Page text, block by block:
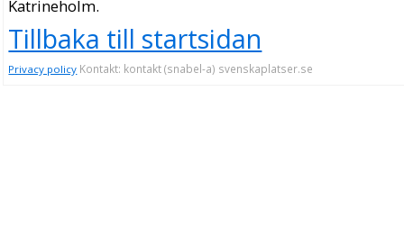
Katrineholm.
Tillbaka till startsidan
Privacy policy Kontakt: kontakt (snabel-a) svenskaplatser.se